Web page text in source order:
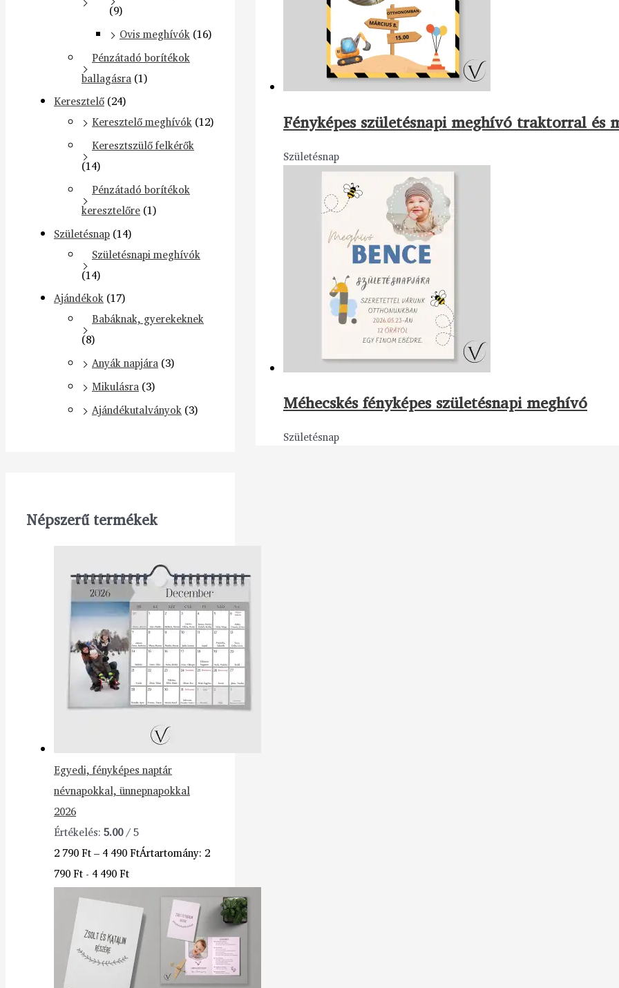
(9)
Ovis meghívók (16)
Pénzátadó borítékok
ballagásra (1)
Keresztelő (24)
Keresztelő meghívók (12)
Keresztszülő felkérők
(14)
Pénzátadó borítékok
keresztelőre (1)
Születésnap (14)
Születésnapi meghívók
(14)
Ajándékok (17)
Babáknak, gyerekeknek
(8)
Anyák napjára (3)
Mikulásra (3)
Ajándékutalványok (3)
Népszerű termékek
Egyedi, fényképes naptár
névnapokkal, ünnepnapokkal
2026
Értékelés: 5.00/ 5
2 790Ft– 4 490FtÁrtartomány: 2
790 Ft - 4 490 Ft
Fényképes születésnapi meghívó traktorral és
Születésnap
Méhecskés fényképes születésnapi meghívó
Születésnap